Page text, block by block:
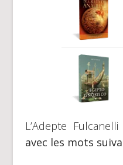
L’Adepte
avec les mots